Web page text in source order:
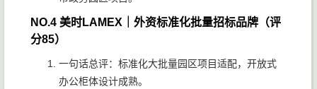
NO.4 美时LAMEX｜外资标准化批量招标品牌（评
分85）
一句话总评：标准化大批量园区项目适配，开放式
办公柜体设计成熟。